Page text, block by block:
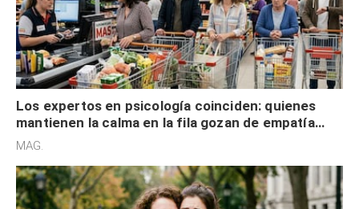
Los expertos en psicología coinciden: quienes
mantienen la calma en la fila gozan de empatía
cognitiva, gratitud y no solo tienen autocontrol
MAG.